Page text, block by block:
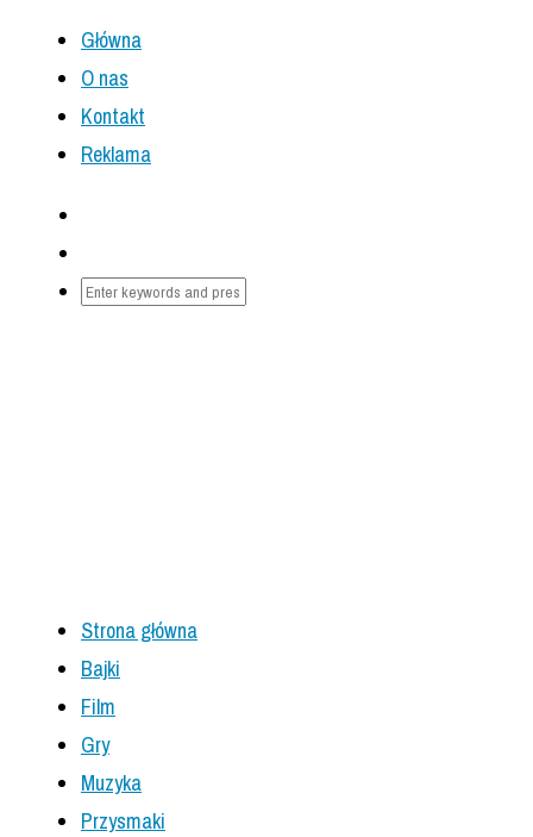
Główna
O nas
Kontakt
Reklama
Strona główna
Bajki
Film
Gry
Muzyka
Przysmaki